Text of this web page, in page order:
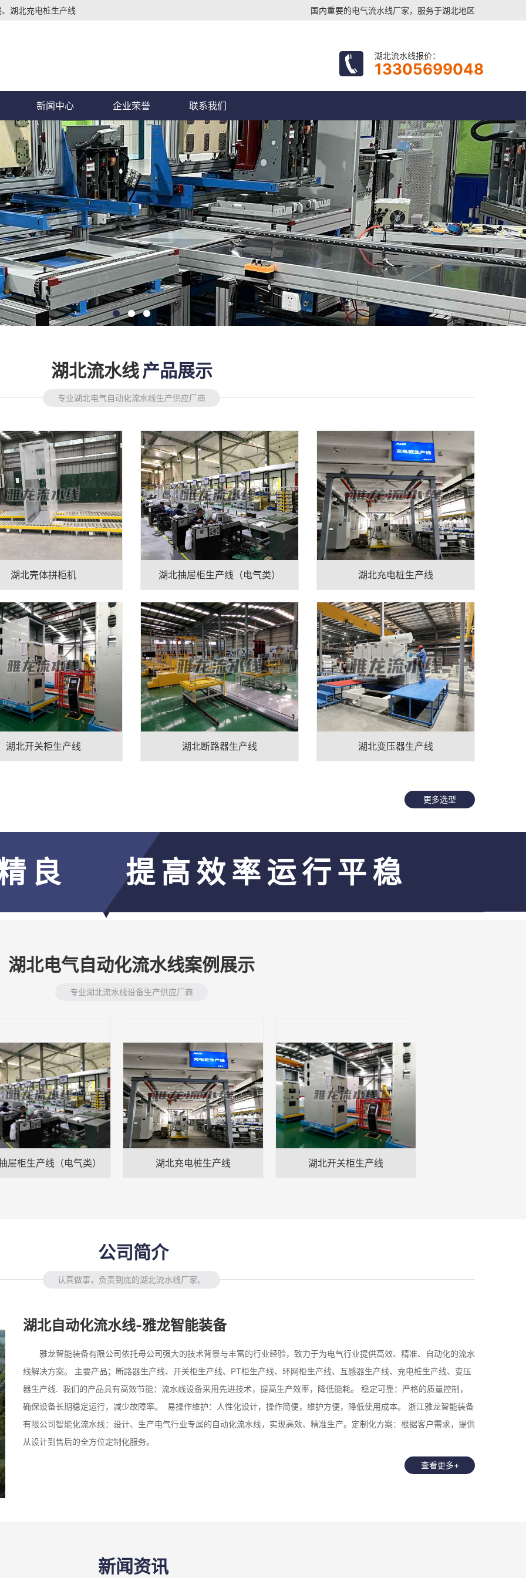
湖北充电桩生产线 国内重要的电气流水线厂家，服务于湖北地区
湖北流水线报价：
13305699048
新闻中心 企业荣誉 联系我们
湖北流水线 产品展示
专业湖北电气自动化流水线生产供应厂商
湖北壳体拼柜机 湖北抽屉柜生产线（电气类） 湖北充电桩生产线
湖北开关柜生产线 湖北断路器生产线 湖北变压器生产线
更多选型
良 提高效率运行平稳
湖北电气自动化流水线案例展示
专业湖北流水线设备生产供应厂商
屉柜生产线（电气类） 湖北充电桩生产线 湖北开关柜生产线
公司简介
认真做事，负责到底的湖北流水线厂家。
湖北自动化流水线-雅龙智能装备
雅龙智能装备有限公司依托母公司强大的技术背景与丰富的行业经验，致力于为电气行业提供高效、精准、自动化的流水
线解决方案。 主要产品；断路器生产线、开关柜生产线、PT柜生产线、环网柜生产线、互感器生产线、充电桩生产线、变压
器生产线. 我们的产品具有高效节能：流水线设备采用先进技术，提高生产效率，降低能耗。 稳定可靠：严格的质量控制，
确保设备长期稳定运行，减少故障率。 易操作维护：人性化设计，操作简便，维护方便，降低使用成本。 浙江雅龙智能装备
有限公司智能化流水线：设计、生产电气行业专属的自动化流水线，实现高效、精准生产。定制化方案：根据客户需求，提供
从设计到售后的全方位定制化服务。
查看更多+
新闻资讯